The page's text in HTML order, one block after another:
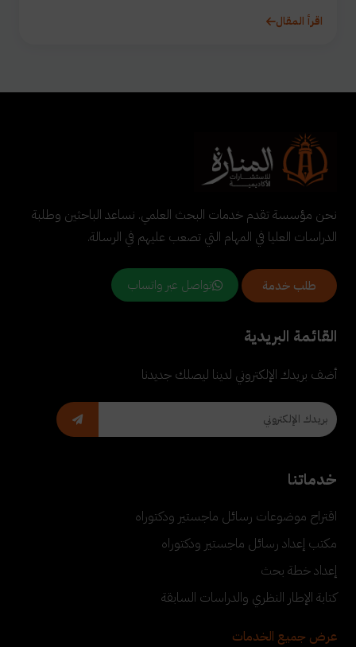
اقرأ المقال
نحن مؤسسة تقدم خدمات البحث العلمي. نساعد الباحثين وطلبة
الدراسات العليا في المهام التي تصعب عليهم في الرسالة.
طلب خدمة تواصل عبر واتساب
القائمة البريدية
أضف بريدك الإلكتروني لدينا ليصلك جديدنا
خدماتنا
اقتراح موضوعات رسائل ماجستير ودكتوراه
مكتب إعداد رسائل ماجستير ودكتوراه
إعداد خطة بحث
كتابة الإطار النظري والدراسات السابقة
عرض جميع الخدمات